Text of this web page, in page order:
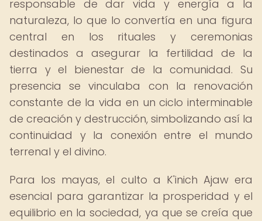
responsable de dar vida y energía a la
naturaleza, lo que lo convertía en una figura
central en los rituales y ceremonias
destinados a asegurar la fertilidad de la
tierra y el bienestar de la comunidad. Su
presencia se vinculaba con la renovación
constante de la vida en un ciclo interminable
de creación y destrucción, simbolizando así la
continuidad y la conexión entre el mundo
terrenal y el divino.
Para los mayas, el culto a K'inich Ajaw era
esencial para garantizar la prosperidad y el
equilibrio en la sociedad, ya que se creía que